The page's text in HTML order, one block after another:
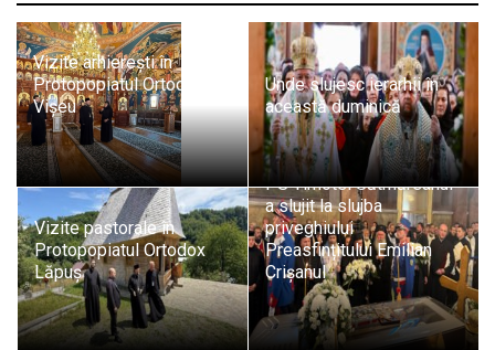
Vizite arhierești în
Protopopiatul Ortodox
Vișeu
Unde slujesc ierarhii în
această duminică
Vizite pastorale în
Protopopiatul Ortodox
Lăpuș
PS Timotei Sătmăreanul
a slujit la slujba
priveghiului
Preasfințitului Emilian
Crișanul